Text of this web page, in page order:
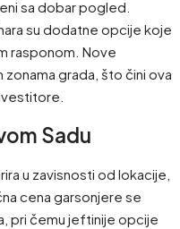
sa dobar pogled.
su dodatne opcije koje
rasponom. Nove
grada, što čini ova
Sadu
u zavisnosti od lokacije,
cena garsonjere se
čemu jeftinije opcije